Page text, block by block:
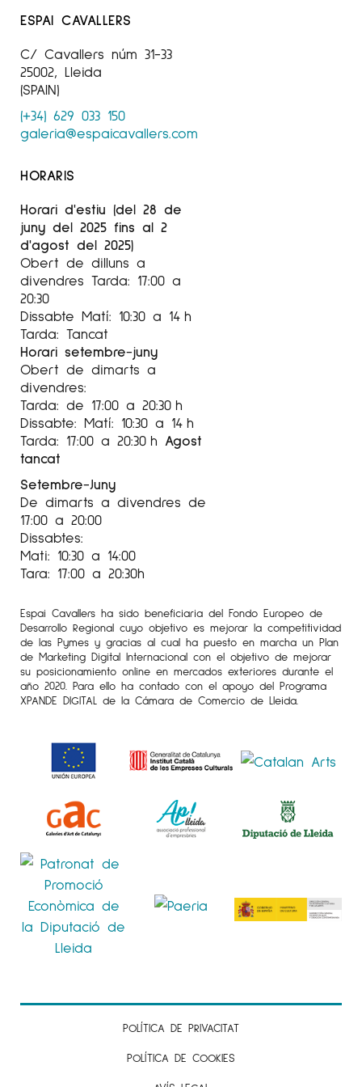
ESPAI CAVALLERS
C/ Cavallers núm 31-33
25002, Lleida
(SPAIN)
(+34) 629 033 150
galeria@espaicavallers.com
HORARIS
Horari d'estiu (del 28 de
juny del 2025 fins al 2
d'agost del 2025)
Obert de dilluns a
divendres Tarda: 17:00 a
20:30
Dissabte Matí: 10:30 a 14 h
Tarda: Tancat
Horari setembre-juny
Obert de dimarts a
divendres:
Tarda: de 17:00 a 20:30 h
Dissabte: Matí: 10:30 a 14 h
Tarda: 17:00 a 20:30 h Agost
tancat
Setembre-Juny
De dimarts a divendres de
17:00 a 20:00
Dissabtes:
Mati: 10:30 a 14:00
Tara: 17:00 a 20:30h
Espai Cavallers ha sido beneficiaria del Fondo Europeo de
Desarrollo Regional cuyo objetivo es mejorar la competitividad
de las Pymes y gracias al cual ha puesto en marcha un Plan
de Marketing Digital Internacional con el objetivo de mejorar
su posicionamiento online en mercados exteriores durante el
año 2020. Para ello ha contado con el apoyo del Programa
XPANDE DIGITAL de la Cámara de Comercio de Lleida.
POLÍTICA DE PRIVACITAT
POLÍTICA DE COOKIES